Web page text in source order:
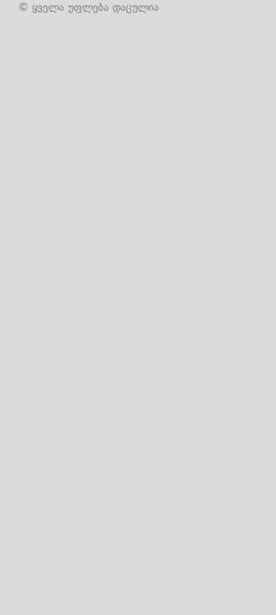
© ყველა უფლება დაცულია